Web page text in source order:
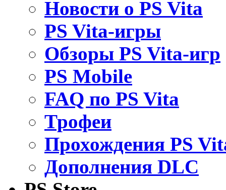
Новости о PS Vita
PS Vita-игры
Обзоры PS Vita-игр
PS Mobile
FAQ по PS Vita
Трофеи
Прохождения PS
Дополнения DLC